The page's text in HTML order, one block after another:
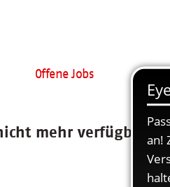
Offene Jobs AWO
mehr verfügbar.